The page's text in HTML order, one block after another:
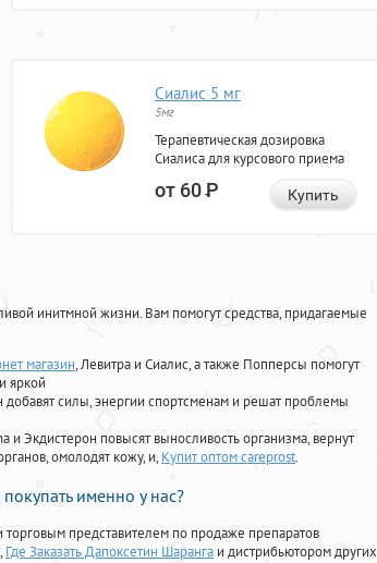
Сиалис 5 мг
5мг
Терапевтическая дозировка
Сиалиса для курсового приема
от 60Р Купить
инитмной жизни. Вам помогут средства, придагаемые
магазин, Левитра и Сиалис, а также Попперсы помогут
яркой
добавят силы, энергии спортсменам и решат проблемы
Экдистерон повысят выносливость организма, вернут
омолодят кожу, и, Купит оптом careprost.
именно у нас?
представителем по продаже препаратов
, Где Заказать Дапоксетин Шаранга и дистрибьютором других